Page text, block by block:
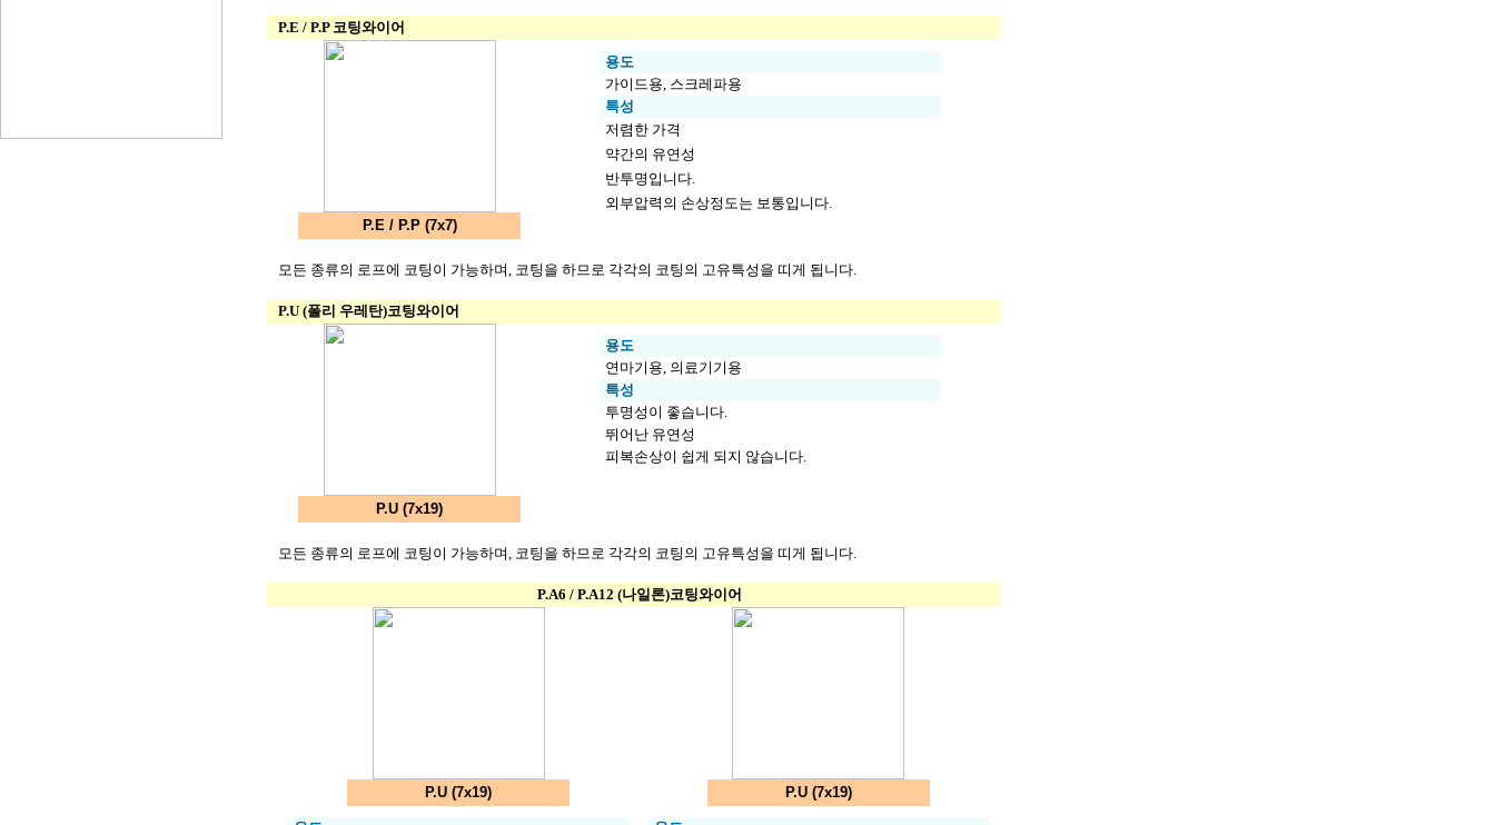
P.E / P.P 코팅와이어
P.E / P.P (7x7)
용도
가이드용, 스크레파용
특성
저렴한 가격
약간의 유연성
반투명입니다.
외부압력의 손상정도는 보통입니다.
모든 종류의 로프에 코팅이 가능하며, 코팅을 하므로 각각의 코팅의 고유특성을 띠게 됩니다.
P.U (폴리 우레탄)코팅와이어
P.U (7x19)
용도
연마기용, 의료기기용
특성
투명성이 좋습니다.
뛰어난 유연성
피복손상이 쉽게 되지 않습니다.
모든 종류의 로프에 코팅이 가능하며, 코팅을 하므로 각각의 코팅의 고유특성을 띠게 됩니다.
P.A6 / P.A12 (나일론)코팅와이어
P.U (7x19) P.U (7x19)